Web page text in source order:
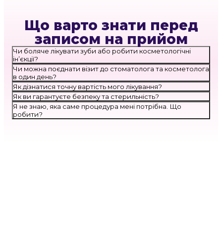
Що варто знати перед
записом на прийом
Чи боляче лікувати зуби або робити косметологічні
ін’єкції?
Чи можна поєднати візит до стоматолога та косметолога
в один день?
Як дізнатися точну вартість мого лікування?
Як ви гарантуєте безпеку та стерильність?
Я не знаю, яка саме процедура мені потрібна. Що
робити?